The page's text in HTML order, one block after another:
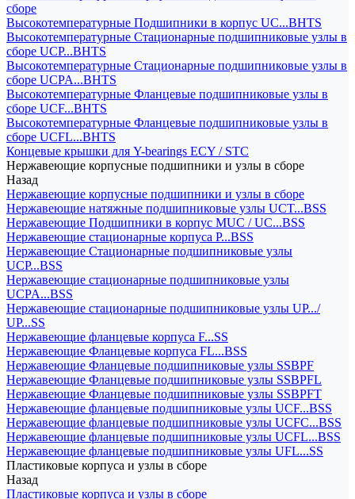
сборе
Высокотемпературные Подшипники в корпус UC...BHTS
Высокотемпературные Стационарные подшипниковые узлы в
сборе UCP...BHTS
Высокотемпературные Стационарные подшипниковые узлы в
сборе UCPA...BHTS
Высокотемпературные Фланцевые подшипниковые узлы в
сборе UCF...BHTS
Высокотемпературные Фланцевые подшипниковые узлы в
сборе UCFL...BHTS
Концевые крышки для Y-bearings ECY / STC
Нержавеющие корпусные подшипники и узлы в сборе
Назад
Нержавеющие корпусные подшипники и узлы в сборе
Нержавеющие натяжные подшипниковые узлы UCT...BSS
Нержавеющие Подшипники в корпус MUC / UC...BSS
Нержавеющие стационарные корпуса P...BSS
Нержавеющие Стационарные подшипниковые узлы
UCP...BSS
Нержавеющие стационарные подшипниковые узлы
UCPA...BSS
Нержавеющие стационарные подшипниковые узлы UP.../
UP...SS
Нержавеющие фланцевые корпуса F...SS
Нержавеющие Фланцевые корпуса FL...BSS
Нержавеющие Фланцевые подшипниковые узлы SSBPF
Нержавеющие Фланцевые подшипниковые узлы SSBPFL
Нержавеющие Фланцевые подшипниковые узлы SSBPFT
Нержавеющие фланцевые подшипниковые узлы UCF...BSS
Нержавеющие фланцевые подшипниковые узлы UCFC...BSS
Нержавеющие фланцевые подшипниковые узлы UCFL...BSS
Нержавеющие фланцевые подшипниковые узлы UFL...SS
Пластиковые корпуса и узлы в сборе
Назад
Пластиковые корпуса и узлы в сборе